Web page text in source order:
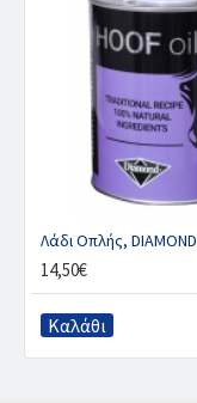
Λάδι Οπλής, DIAMOND
14,50€
Καλάθι